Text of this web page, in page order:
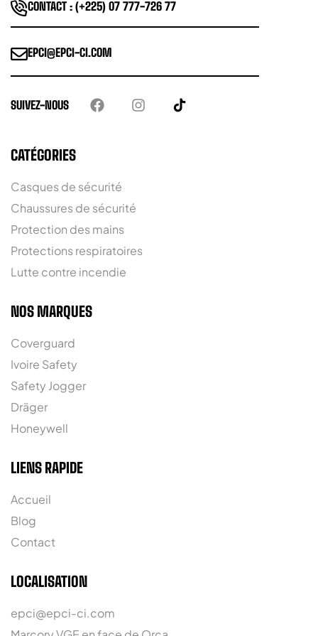
CONTACT : (+225) 07 777-726 77
EPCI@EPCI-CI.COM
SUIVEZ-NOUS
CATÉGORIES
Casques de sécurité
Chaussures de sécurité
Protection des mains
Protections respiratoires
Lutte contre incendie
NOS MARQUES
Coverguard
Ivoire Safety
Safety Jogger
Dräger
Honeywell
LIENS RAPIDE
Accueil
Blog
Contact
LOCALISATION
epci@epci-ci.com